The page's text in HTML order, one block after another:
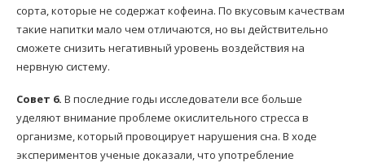
сорта, которые не содержат кофеина. По вкусовым качествам
такие напитки мало чем отличаются, но вы действительно
сможете снизить негативный уровень воздействия на
нервную систему.
Совет 6. В последние годы исследователи все больше
уделяют внимание проблеме окислительного стресса в
организме, который провоцирует нарушения сна. В ходе
экспериментов ученые доказали, что употребление